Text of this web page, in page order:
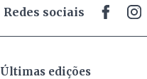
Redes sociais
Últimas edições